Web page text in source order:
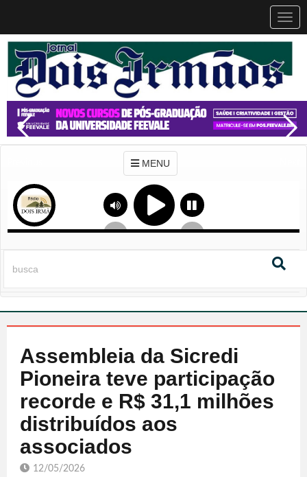
MENU
Assembleia da Sicredi
Pioneira teve participação
recorde e R$ 31,1 milhões
distribuídos aos
associados
12/05/2026